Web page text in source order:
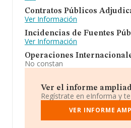
Contratos Públicos
Ver Información
Incidencias de Fuentes
Ver Información
Operaciones
No constan
Ver el informe
Regístrate en eInforma y
VER INFORME